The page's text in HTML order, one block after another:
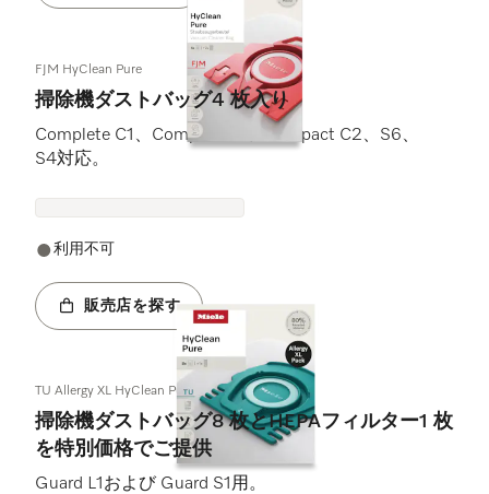
FJM HyClean Pure
掃除機ダストバッグ4 枚入り
Complete C1、Compact C1、Compact C2、S6、
S4対応。
利用不可
販売店を探す
TU Allergy XL HyClean Pure
掃除機ダストバッグ8 枚とHEPAフィルター1 枚
を特別価格でご提供
Guard L1および Guard S1用。